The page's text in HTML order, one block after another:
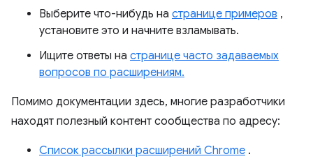
Выберите что-нибудь на странице примеров ,
установите это и начните взламывать.
Ищите ответы на странице часто задаваемых
вопросов по расширениям.
Помимо документации здесь, многие разработчики
находят полезный контент сообщества по адресу:
Список рассылки расширений Chrome .